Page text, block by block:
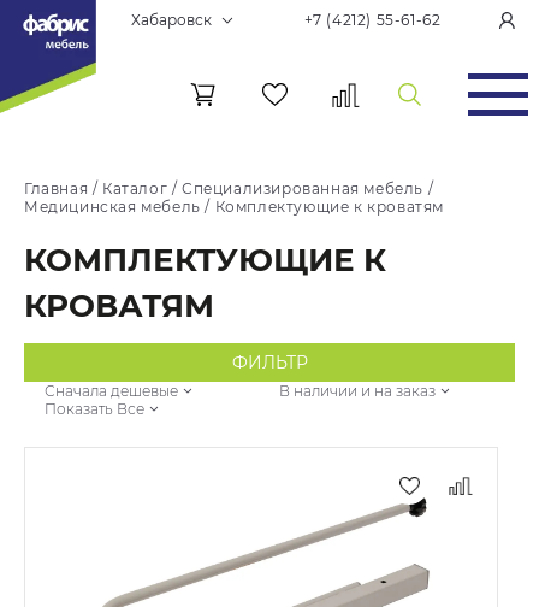
Хабаровск +7 (4212) 55-61-62
Главная / Каталог /Специализированная мебель /
Медицинская мебель / Комплектующие к кроватям
КОМПЛЕКТУЮЩИЕ К
КРОВАТЯМ
ФИЛЬТР
Сначала дешевые
В наличии и на заказ
Показать Все